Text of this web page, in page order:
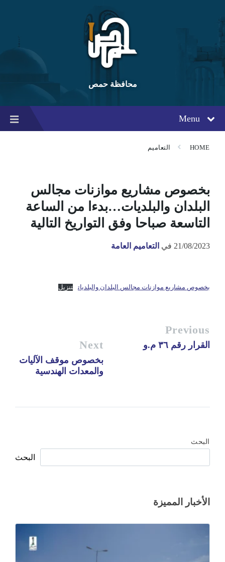
content
main
navigation
footer
محافظة حمص
Menu
HOME التعاميم
بخصوص مشاريع موازنات مجالس
البلدان والبلديات…بدءا من الساعة
التاسعة صباحا وفق التواريخ التالية
21/08/2023 في التعاميم العامة
بخصوص مشاريع موازنات مجالس البلدان والبلديات تنزيل
Previous
القرار رقم ٣٦ م.و Next
بخصوص موقف الآليات
والمعدات الهندسية
البحث
البحث
الأخبار المميزة